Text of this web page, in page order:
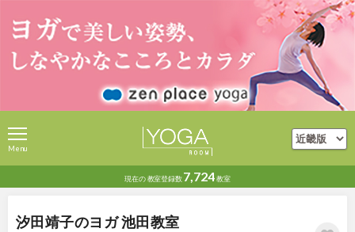
現在の教室登録数 7,724教室
Menu
汐田靖子のヨガ 池田教室